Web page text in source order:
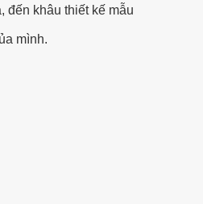
đến khâu thiết kế mẫu
mình.